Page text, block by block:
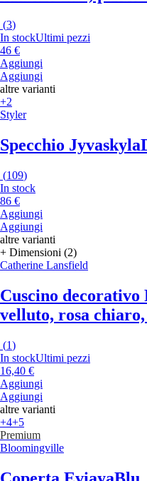
(3)
In stockUltimi pezzi
46 €
Aggiungi
Aggiungi
altre varianti
+2
Styler
Specchio Jyvaskyla
(109)
In stock
86 €
Aggiungi
Aggiungi
altre varianti
+ Dimensioni (2)
Catherine Lansfield
Cuscino decorativo
velluto, rosa chiaro,
(1)
In stockUltimi pezzi
16,40 €
Aggiungi
Aggiungi
altre varianti
+4+5
Premium
Bloomingville